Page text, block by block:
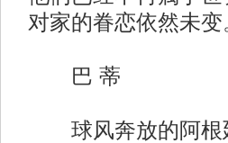
对家的眷恋依然未变
巴 蒂
球风奔放的阿根